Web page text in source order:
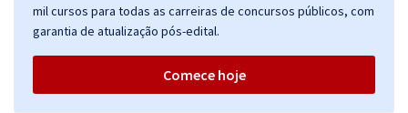
mil cursos para todas as carreiras de concursos públicos, com
garantia de atualização pós-edital.
Comece hoje